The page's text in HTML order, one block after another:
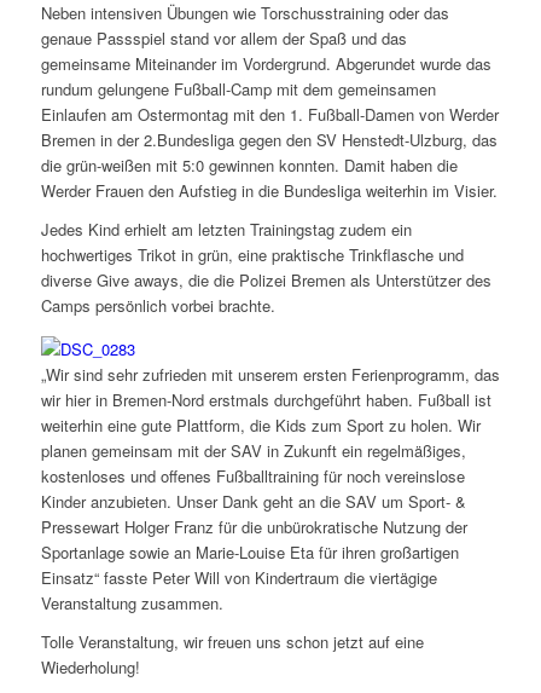
Neben intensiven Übungen wie Torschusstraining oder das
genaue Passspiel stand vor allem der Spaß und das
gemeinsame Miteinander im Vordergrund. Abgerundet wurde das
rundum gelungene Fußball-Camp mit dem gemeinsamen
Einlaufen am Ostermontag mit den 1. Fußball-Damen von Werder
Bremen in der 2.Bundesliga gegen den SV Henstedt-Ulzburg, das
die grün-weißen mit 5:0 gewinnen konnten. Damit haben die
Werder Frauen den Aufstieg in die Bundesliga weiterhin im Visier.
Jedes Kind erhielt am letzten Trainingstag zudem ein
hochwertiges Trikot in grün, eine praktische Trinkflasche und
diverse Give aways, die die Polizei Bremen als Unterstützer des
Camps persönlich vorbei brachte.
„Wir sind sehr zufrieden mit unserem ersten Ferienprogramm, das
wir hier in Bremen-Nord erstmals durchgeführt haben. Fußball ist
weiterhin eine gute Plattform, die Kids zum Sport zu holen. Wir
planen gemeinsam mit der SAV in Zukunft ein regelmäßiges,
kostenloses und offenes Fußballtraining für noch vereinslose
Kinder anzubieten. Unser Dank geht an die SAV um Sport- &
Pressewart Holger Franz für die unbürokratische Nutzung der
Sportanlage sowie an Marie-Louise Eta für ihren großartigen
Einsatz“ fasste Peter Will von Kindertraum die viertägige
Veranstaltung zusammen.
Tolle Veranstaltung, wir freuen uns schon jetzt auf eine
Wiederholung!